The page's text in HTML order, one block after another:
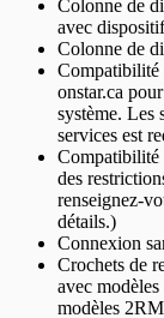
Colonne de
avec
Colonne de
Compatibilité
onstar.ca
système. Les
services est
Compatibilité
des
renseignez-
détails.)
Connexion
Crochets de
avec
modèles